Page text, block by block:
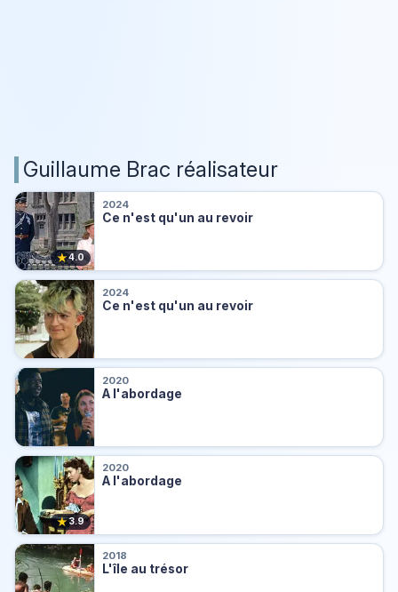
Guillaume Brac réalisateur
★4.0
2024
Ce n'est qu'un au revoir
2024
Ce n'est qu'un au revoir
2020
A l'abordage
★3.9
2020
A l'abordage
2018
L'île au trésor